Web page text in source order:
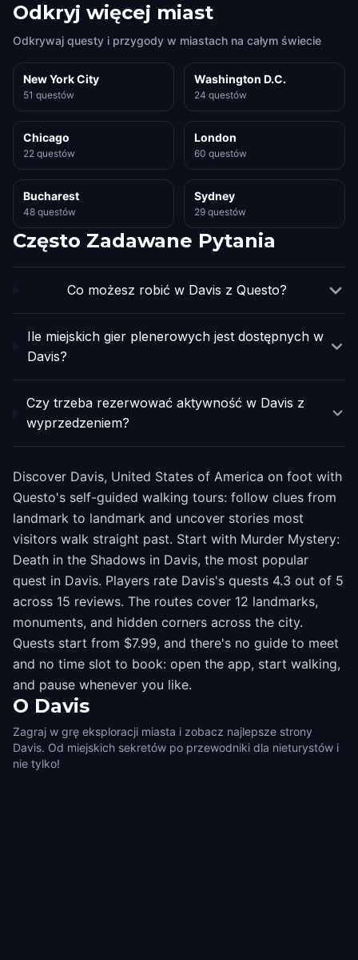
Odkryj więcej miast
Odkrywaj questy i przygody w miastach na całym świecie
New York City
51 questów
Washington D.C.
24 questów
Chicago
22 questów
London
60 questów
Bucharest
48 questów
Sydney
29 questów
Często Zadawane Pytania
Co możesz robić w Davis z Questo?
Ile miejskich gier plenerowych jest dostępnych w
Davis?
Czy trzeba rezerwować aktywność w Davis z
wyprzedzeniem?
Discover Davis, United States of America on foot with
Questo's self-guided walking tours: follow clues from
landmark to landmark and uncover stories most
visitors walk straight past. Start with Murder Mystery:
Death in the Shadows in Davis, the most popular
quest in Davis. Players rate Davis's quests 4.3 out of 5
across 15 reviews. The routes cover 12 landmarks,
monuments, and hidden corners across the city.
Quests start from $7.99, and there's no guide to meet
and no time slot to book: open the app, start walking,
and pause whenever you like.
O Davis
Zagraj w grę eksploracji miasta i zobacz najlepsze strony
Davis. Od miejskich sekretów po przewodniki dla nieturystów i
nie tylko!